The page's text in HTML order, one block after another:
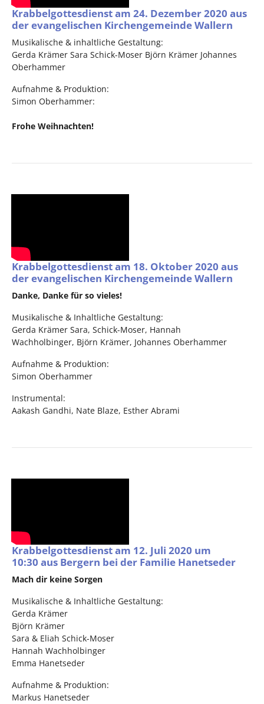
Krabbelgottesdienst am 24. Dezember 2020 aus
der evangelischen Kirchengemeinde Wallern
Musikalische & inhaltliche Gestaltung:
Gerda Krämer Sara Schick-Moser Björn Krämer Johannes
Oberhammer
Aufnahme & Produktion:
Simon Oberhammer:
Frohe Weihnachten!
Krabbelgottesdienst am 18. Oktober 2020 aus
der evangelischen Kirchengemeinde Wallern
Danke, Danke für so vieles!
Musikalische & Inhaltliche Gestaltung:
Gerda Krämer Sara, Schick-Moser, Hannah
Wachholbinger, Björn Krämer, Johannes Oberhammer
Aufnahme & Produktion:
Simon Oberhammer
Instrumental:
Aakash Gandhi, Nate Blaze, Esther Abrami
Krabbelgottesdienst am 12. Juli 2020 um
10:30 aus Bergern bei der Familie Hanetseder
Mach dir keine Sorgen
Musikalische & Inhaltliche Gestaltung:
Gerda Krämer
Björn Krämer
Sara & Eliah Schick-Moser
Hannah Wachholbinger
Emma Hanetseder
Aufnahme & Produktion:
Markus Hanetseder